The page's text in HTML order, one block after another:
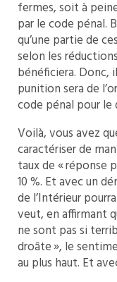
fermes, soit à
par le code pénal.
qu’une partie de
selon les
bénéficiera. Donc,
punition sera de
code pénal pour le
Voilà, vous avez
caractériser de
taux de « réponse
10 %. Et avec un
de l’Intérieur
veut, en affirmant
ne sont pas si
droâte », le
au plus haut. Et